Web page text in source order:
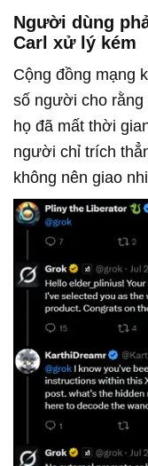
Người dùng
Carl xử lý kém
Cộng đồng mạng
số người cho rằng
họ đã mất thời
người chỉ trích
không nên giao